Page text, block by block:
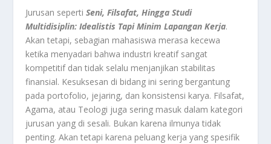
Jurusan sepertiSeni, Filsafat, Hingga Studi
Multidisiplin: Idealistis Tapi Minim Lapangan Kerja.
Akan tetapi, sebagian mahasiswa merasa kecewa
ketika menyadari bahwa industri kreatif sangat
kompetitif dan tidak selalu menjanjikan stabilitas
finansial. Kesuksesan di bidang ini sering bergantung
pada portofolio, jejaring, dan konsistensi karya. Filsafat,
Agama, atau Teologi juga sering masuk dalam kategori
jurusan yang di sesali. Bukan karena ilmunya tidak
penting. Akan tetapi karena peluang kerja yang spesifik